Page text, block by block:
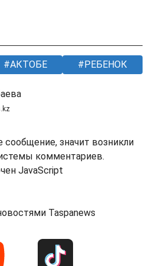
АКТОБЕ РЕБЕНОК
сообщение, значит возникли
комментариев.
JavaScript
Taspanews